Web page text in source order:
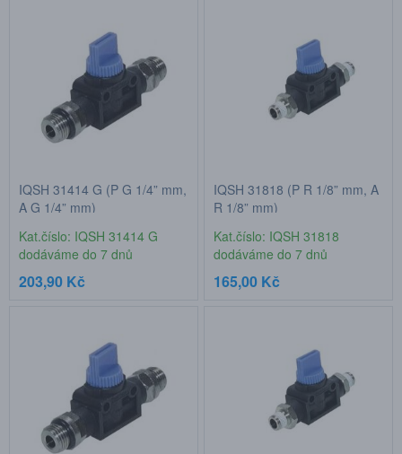
IQSH 31414 G (P G 1/4” mm,
A G 1/4” mm)
Kat.číslo: IQSH 31414 G
dodáváme do 7 dnů
203,90 Kč
IQSH 31818 (P R 1/8” mm, A
R 1/8” mm)
Kat.číslo: IQSH 31818
dodáváme do 7 dnů
165,00 Kč